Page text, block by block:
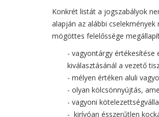
Konkrét listát a jogszabályok
alapján az alábbi
mögöttes felelőssége
- vagyontárgy
kiválasztásánál a vezető
- mélyen értéken aluli
- olyan kölcsönnyújtás,
- vagyoni
- kirívóan ésszerűtlen